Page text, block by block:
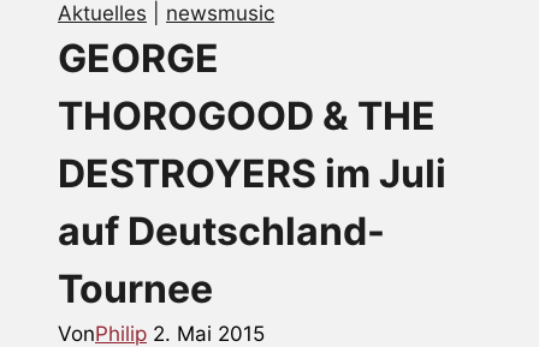
Aktuelles newsmusic
GEORGE
THOROGOOD & THE
DESTROYERS im Juli
auf Deutschland-
Tournee
VonPhilip 2. Mai 2015